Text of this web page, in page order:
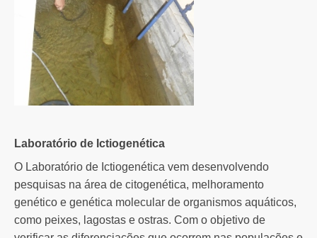
Laboratório de Ictiogenética
O Laboratório de Ictiogenética vem desenvolvendo
pesquisas na área de citogenética, melhoramento
genético e genética molecular de organismos aquáticos,
como peixes, lagostas e ostras. Com o objetivo de